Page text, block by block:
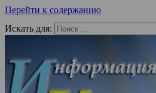
Перейти к содержанию
Искать для: